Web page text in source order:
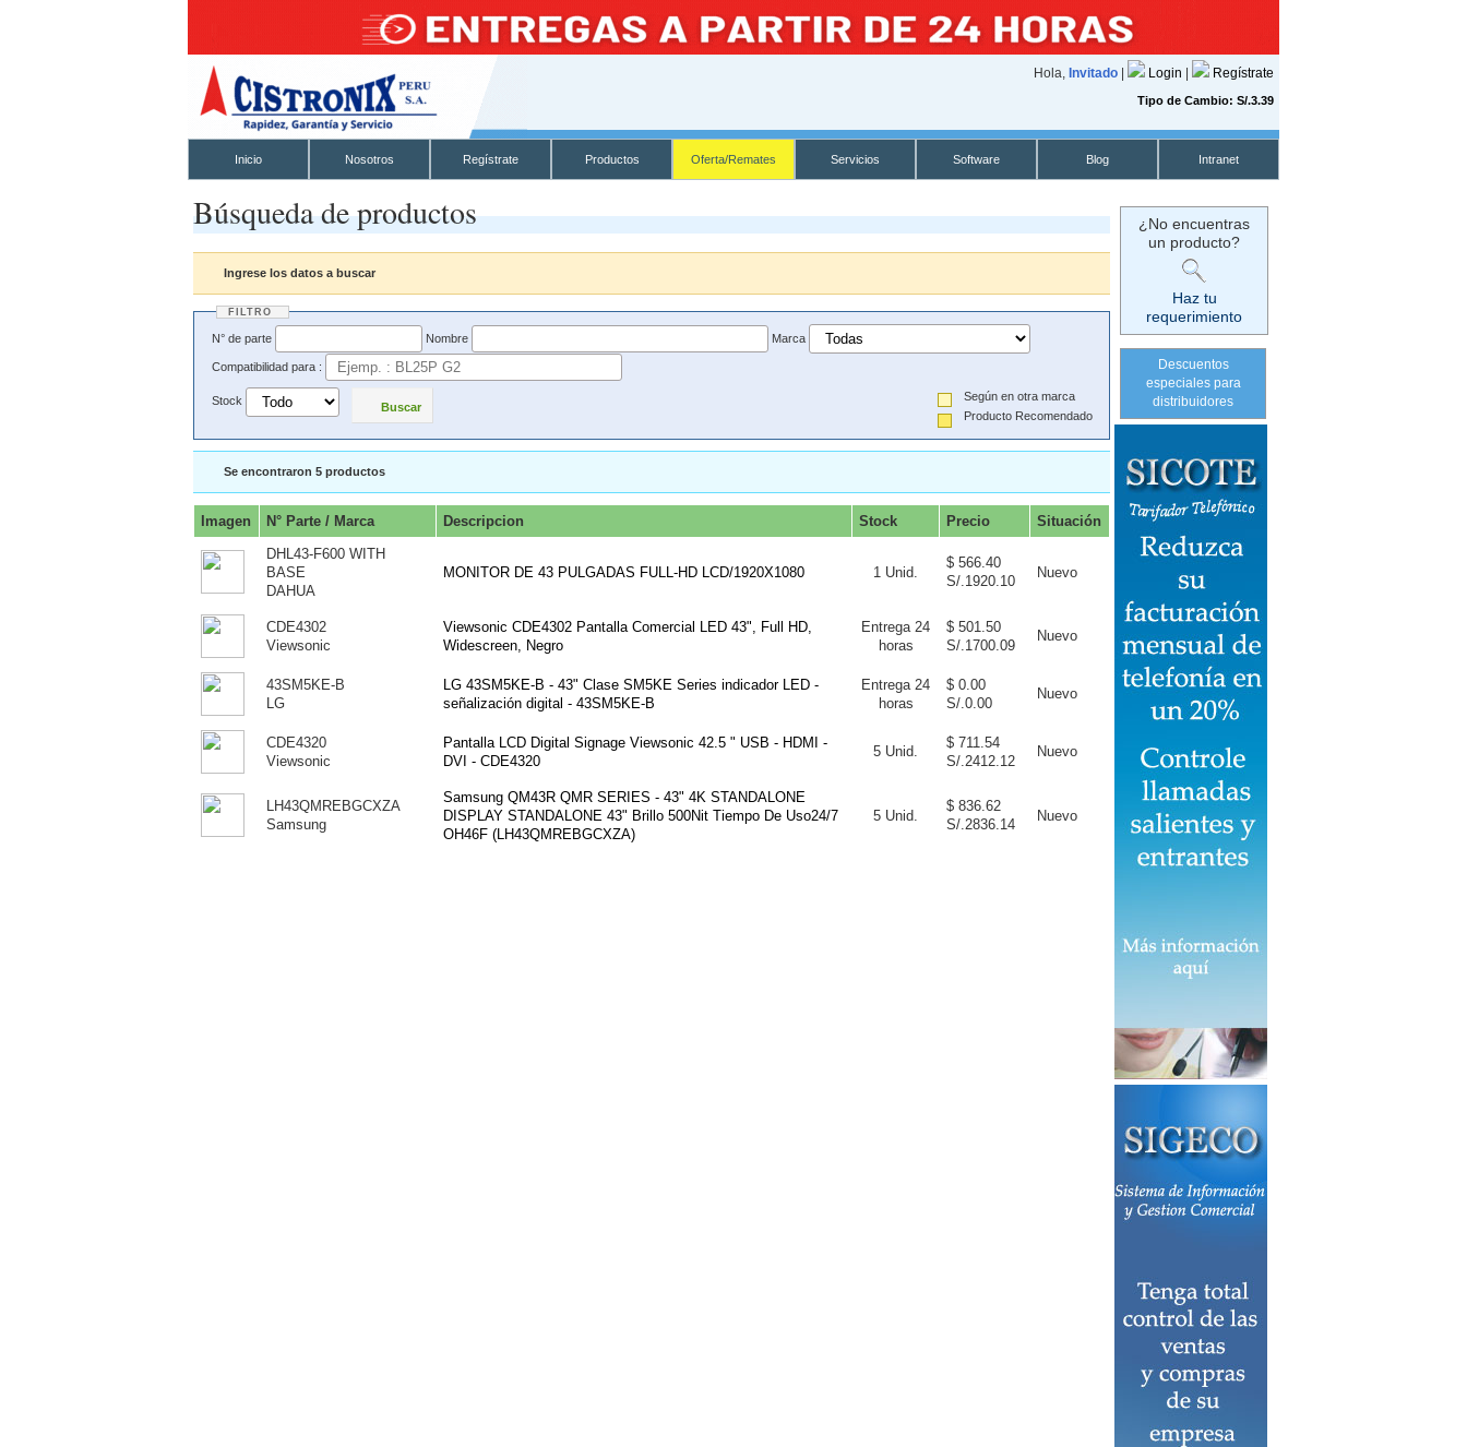
Hola, Invitado Login Regístrate
Tipo de Cambio: S/.3.39
Inicio Nosotros Regístrate Productos Oferta/Remates Servicios Software Blog Intranet
Búsqueda de productos
Ingrese los datos a buscar
FILTRO
N° de parte Nombre Marca
Compatibilidad para :
Stock Buscar
Según en otra marca
Producto Recomendado
Se encontraron 5 productos
Imagen N° Parte / Marca Descripcion Stock Precio
Situación
DHL43-F600 WITH
BASE
DAHUA
MONITOR DE 43 PULGADAS FULL-HD LCD/1920X1080 1 Unid.
$ 566.40
S/.1920.10
Nuevo
CDE4302
Viewsonic
Viewsonic CDE4302 Pantalla Comercial LED 43", Full HD,
Widescreen, Negro
Entrega 24
horas
$ 501.50
S/.1700.09
Nuevo
43SM5KE-B
LG
LG 43SM5KE-B - 43" Clase SM5KE Series indicador LED -
señalización digital - 43SM5KE-B
Entrega 24
horas
$ 0.00
S/.0.00
Nuevo
CDE4320
Viewsonic
Pantalla LCD Digital Signage Viewsonic 42.5 " USB - HDMI -
DVI - CDE4320
5 Unid.
$ 711.54
S/.2412.12
Nuevo
LH43QMREBGCXZA
Samsung
Samsung QM43R QMR SERIES - 43" 4K STANDALONE
DISPLAY STANDALONE 43" Brillo 500Nit Tiempo De Uso24/7
OH46F (LH43QMREBGCXZA)
5 Unid.
$ 836.62
S/.2836.14
Nuevo
¿No encuentras
un producto?
Haz tu
requerimiento
Descuentos
especiales para
distribuidores